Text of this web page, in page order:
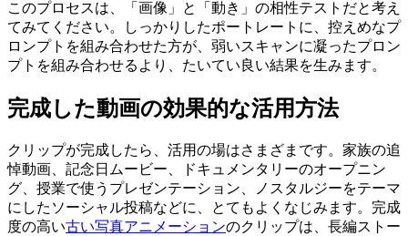
このプロセスは、「画像」と「動き」の相性テストだと考え
てみてください。しっかりしたポートレートに、控えめなプ
ロンプトを組み合わせた方が、弱いスキャンに凝ったプロン
プトを組み合わせるより、たいてい良い結果を生みます。
完成した動画の効果的な活用方法
クリップが完成したら、活用の場はさまざまです。家族の追
悼動画、記念日ムービー、ドキュメンタリーのオープニン
グ、授業で使うプレゼンテーション、ノスタルジーをテーマ
にしたソーシャル投稿などに、とてもよくなじみます。完成
度の高い古い写真アニメーションのクリップは、長編ストー